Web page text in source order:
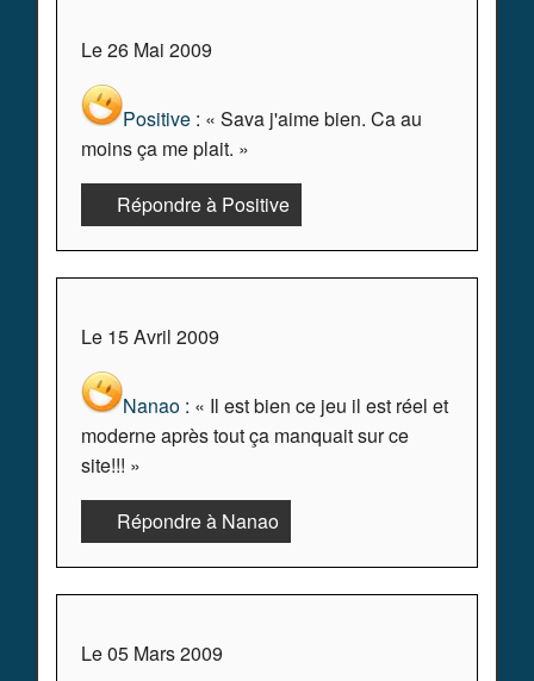
Le 26 Mai 2009
Positive : « Sava j'aime bien. Ca au
moins ça me plait. »
Répondre à Positive
Le 15 Avril 2009
Nanao : « Il est bien ce jeu il est réel et
moderne après tout ça manquait sur ce
site!!! »
Répondre à Nanao
Le 05 Mars 2009